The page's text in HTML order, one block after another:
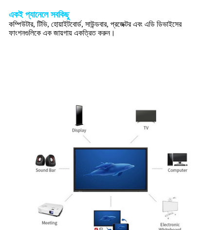
একই প্যানেলে সবকিছু
কম্পিউটার, টিভি, হোয়াইটবোর্ড, সাউন্ডবার, প্রজেক্টর এবং এডি ডিভাইসের
ফাংশনগুলিকে এক জায়গায় একত্রিত করুন।